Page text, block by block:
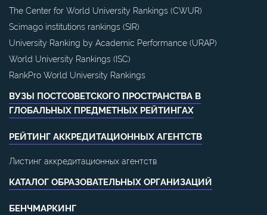
The Center for World University Rankings (CWUR)
Scimago institutions rankings (SIR)
University Ranking by Academic Performance (URAP)
World University Rankings (ISC)
RankPro World University Rankings
ВУЗЫ ПОСТСОВЕТСКОГО ПРОСТРАНСТВА В
ГЛОБАЛЬНЫХ ПРЕДМЕТНЫХ РЕЙТИНГАХ
РЕЙТИНГ АККРЕДИТАЦИОННЫХ АГЕНТСТВ
Листинг аккредитационных агентств
КАТАЛОГ ОБРАЗОВАТЕЛЬНЫХ ОРГАНИЗАЦИЙ
БЕНЧМАРКИНГ